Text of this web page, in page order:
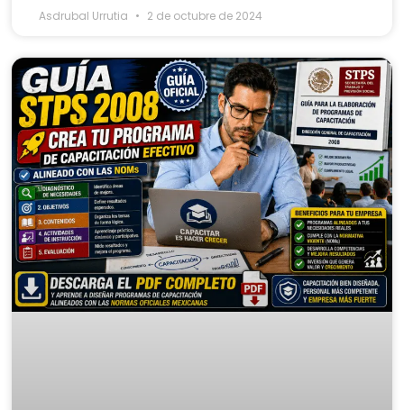
Asdrubal Urrutia 2 de octubre de 2024